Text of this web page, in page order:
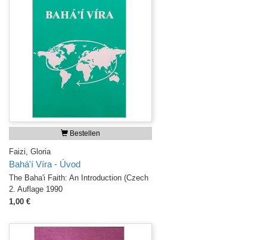
Bestellen
Faizi, Gloria
Bahá'í Víra - Úvod
The Baha'i Faith: An Introduction (Czech
2. Auflage 1990
1,00 €